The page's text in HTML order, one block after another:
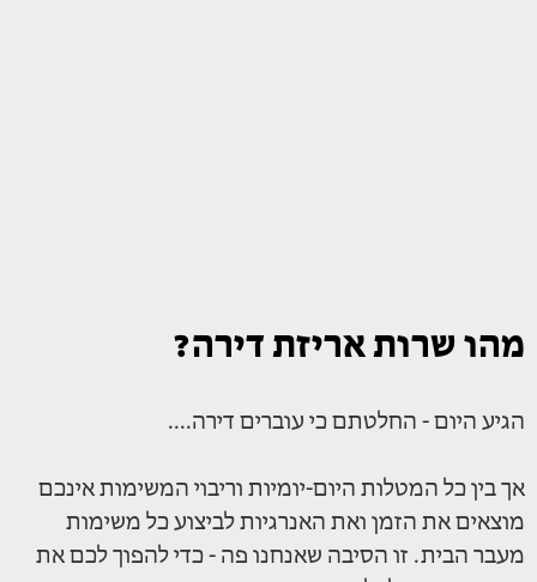
מהו שרות אריזת דירה?
הגיע היום - החלטתם כי עוברים דירה....
אך בין כל המטלות היום-יומיות וריבוי המשימות אינכם
מוצאים את הזמן ואת האנרגיות לביצוע כל משימות
מעבר הבית. זו הסיבה שאנחנו פה - כדי להפוך לכם את